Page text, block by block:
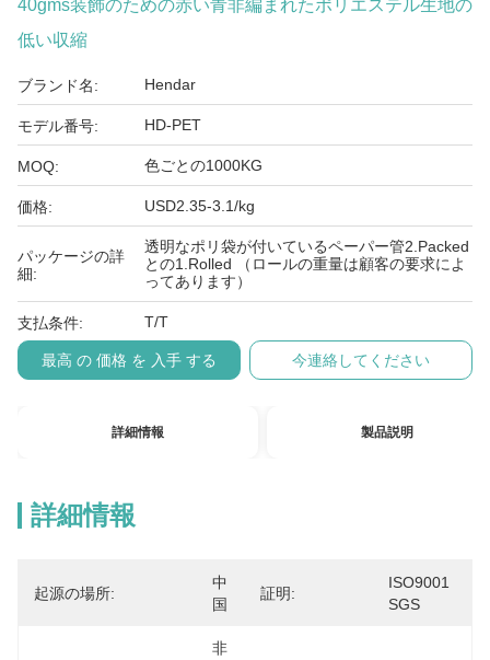
40gms装飾のための赤い青非編まれたポリエステル生地の
低い収縮
ブランド名: Hendar
モデル番号: HD-PET
MOQ: 色ごとの1000KG
価格: USD2.35-3.1/kg
パッケージの詳
細:
透明なポリ袋が付いているペーパー管2.Packed
との1.Rolled （ロールの重量は顧客の要求によ
ってあります）
支払条件: T/T
最高 の 価格 を 入手 する 今連絡してください
詳細情報 製品説明
詳細情報
起源の場所:
中
国
証明:
ISO9001
SGS
非